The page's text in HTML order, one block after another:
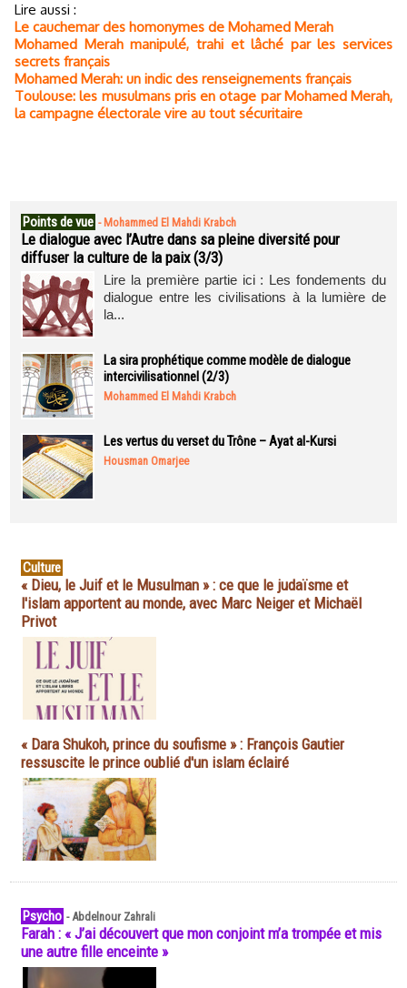
Lire aussi :
Le cauchemar des homonymes de Mohamed Merah
Mohamed Merah manipulé, trahi et lâché par les services
secrets français
Mohamed Merah: un indic des renseignements français
Toulouse: les musulmans pris en otage par Mohamed Merah,
la campagne électorale vire au tout sécuritaire
Points de vue - Mohammed El Mahdi Krabch
Le dialogue avec l’Autre dans sa pleine diversité pour
diffuser la culture de la paix (3/3)
Lire la première partie ici : Les fondements du
dialogue entre les civilisations à la lumière de
la...
La sira prophétique comme modèle de dialogue
intercivilisationnel (2/3)
Mohammed El Mahdi Krabch
Les vertus du verset du Trône – Ayat al-Kursi
Housman Omarjee
Culture
« Dieu, le Juif et le Musulman » : ce que le judaïsme et
l'islam apportent au monde, avec Marc Neiger et Michaël
Privot
« Dara Shukoh, prince du soufisme » : François Gautier
ressuscite le prince oublié d'un islam éclairé
Psycho -Abdelnour Zahrali
Farah : « J’ai découvert que mon conjoint m’a trompée et mis
une autre fille enceinte »